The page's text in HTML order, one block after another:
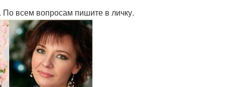
всем вопросам пишите в личку.